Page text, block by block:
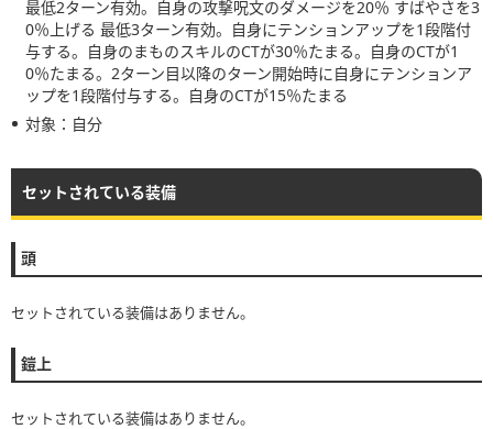
最低2ターン有効。自身の攻撃呪文のダメージを20％ すばやさを3
0％上げる 最低3ターン有効。自身にテンションアップを1段階付
与する。自身のまものスキルのCTが30％たまる。自身のCTが1
0％たまる。2ターン目以降のターン開始時に自身にテンションア
ップを1段階付与する。自身のCTが15％たまる
対象：自分
セットされている装備
頭
セットされている装備はありません。
鎧上
セットされている装備はありません。